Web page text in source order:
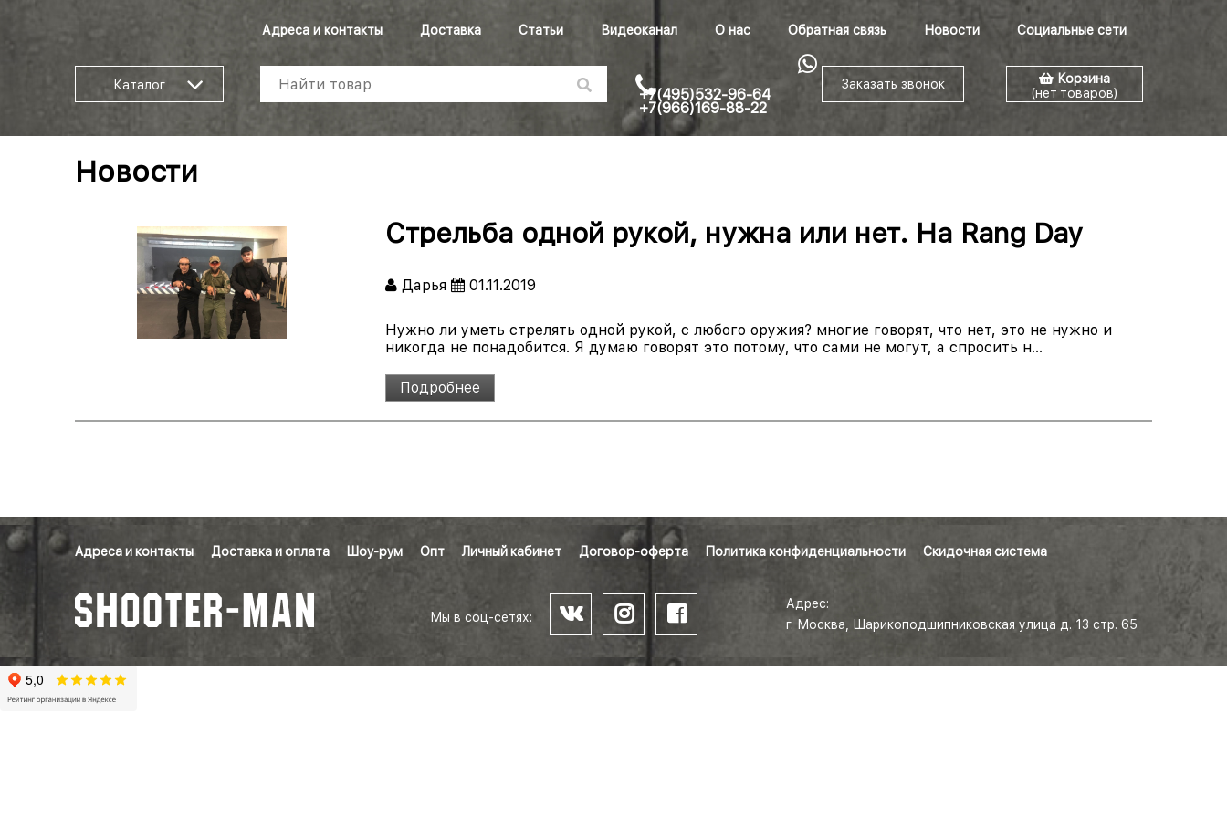
Адреса и контакты Доставка Статьи Видеоканал О нас Обратная связь Новости Социальные сети
Каталог
+7(495)532-96-64
+7(966)169-88-22
Заказать звонок
Корзина
(нет товаров)
Новости
Стрельба одной рукой, нужна или нет. На Rang Day
Дарья 01.11.2019
Нужно ли уметь стрелять одной рукой, с любого оружия? многие говорят, что нет, это не нужно и
никогда не понадобится. Я думаю говорят это потому, что сами не могут, а спросить н...
Подробнее
Адреса и контакты Доставка и оплата Шоу-рум Опт Личный кабинет Договор-оферта Политика конфиденциальности Скидочная система
Мы в соц-сетях:
Адрес:
г. Москва, Шарикоподшипниковская улица д. 13 стр. 65